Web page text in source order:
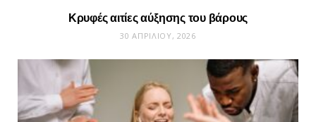
Κρυφές αιτίες αύξησης του βάρους
30 ΑΠΡΙΛΊΟΥ, 2026